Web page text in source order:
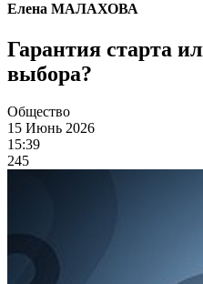
Елена МАЛАХОВА
Гарантия старта
выбора?
Общество
15 Июнь 2026
15:39
245